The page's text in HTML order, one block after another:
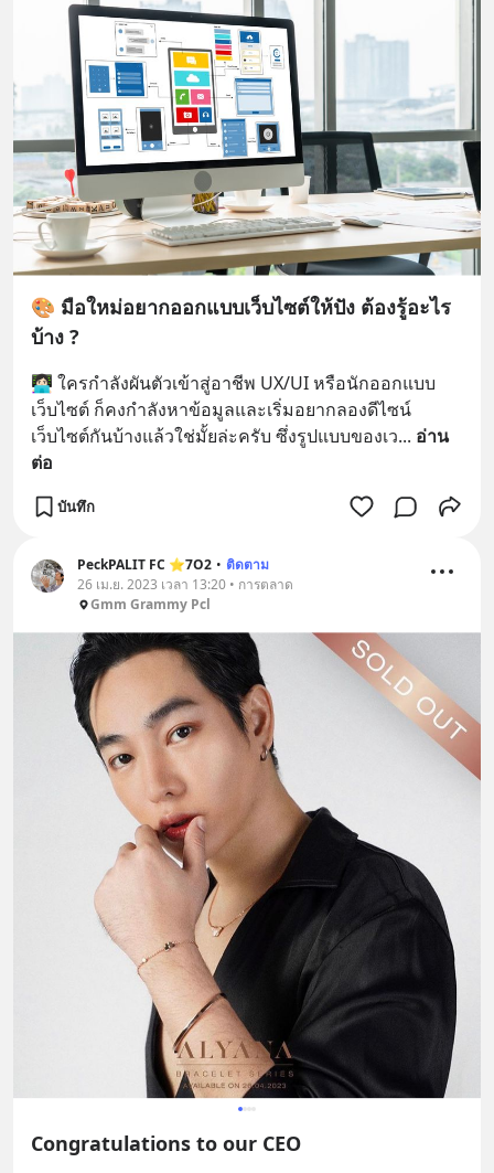
🎨 มือใหม่อยากออกแบบเว็บไซต์ให้ปัง ต้องรู้อะไร
บ้าง ?
👩🏻‍💻 ใครกำลังผันตัวเข้าสู่อาชีพ UX/UI หรือนักออกแบบ
เว็บไซต์ ก็คงกำลังหาข้อมูลและเริ่มอยากลองดีไซน์
เว็บไซต์กันบ้างแล้วใช่มั้ยล่ะครับ ซึ่งรูปแบบของเว... อ่าน
ต่อ
บันทึก
PeckPALIT FC ⭐7O2 • ติดตาม
26 เม.ย. 2023 เวลา 13:20 • การตลาด
Gmm Grammy Pcl
Congratulations to our CEO